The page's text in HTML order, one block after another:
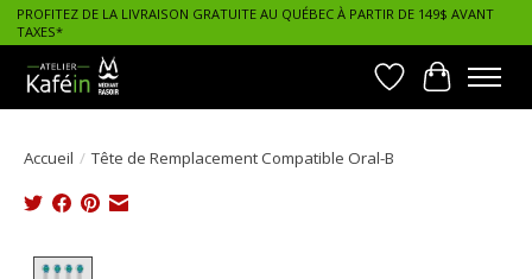
PROFITEZ DE LA LIVRAISON GRATUITE AU QUÉBEC À PARTIR DE 149$ AVANT
TAXES*
Liste dePanier
Accueil / Tête de Remplacement Compatible Oral-B